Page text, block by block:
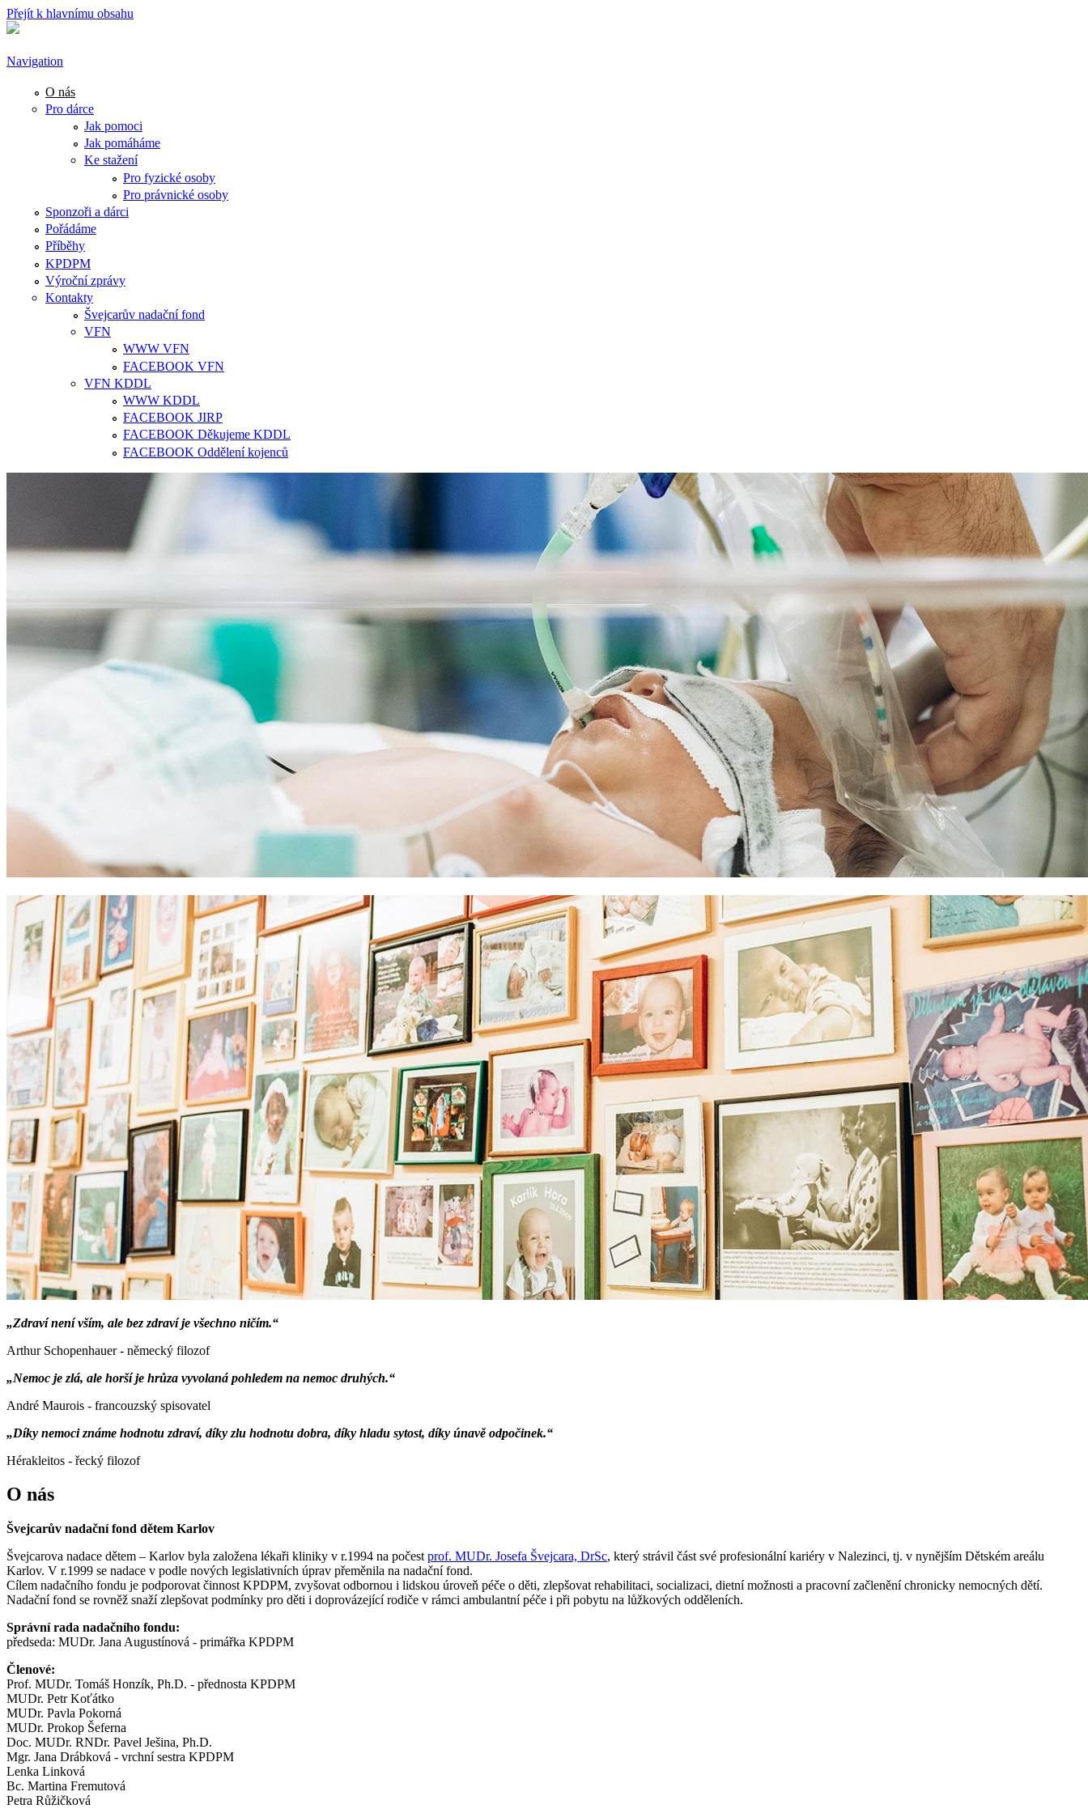
Přejít k hlavnímu obsahu
Navigation
O nás
Pro dárce
Jak pomoci
Jak pomáháme
Ke stažení
Pro fyzické osoby
Pro právnické osoby
Sponzoři a dárci
Pořádáme
Příběhy
KPDPM
Výroční zprávy
Kontakty
Švejcarův nadační fond
VFN
WWW VFN
FACEBOOK VFN
VFN KDDL
WWW KDDL
FACEBOOK JIRP
FACEBOOK Děkujeme KDDL
FACEBOOK Oddělení kojenců
„Zdraví není vším, ale bez zdraví je všechno ničím.“
Arthur Schopenhauer - německý filozof
„Nemoc je zlá, ale horší je hrůza vyvolaná pohledem na nemoc druhých.“
André Maurois - francouzský spisovatel
„Díky nemoci známe hodnotu zdraví, díky zlu hodnotu dobra, díky hladu sytost, díky únavě odpočinek.“
Hérakleitos - řecký filozof
O nás
Švejcarův nadační fond dětem Karlov
Švejcarova nadace dětem – Karlov byla založena lékaři kliniky v r.1994 na počest prof. MUDr. Josefa Švejcara, DrSc, který strávil část své profesionální kariéry v Nalezinci, tj. v nynějším Dětském areálu
Karlov. V r.1999 se nadace v podle nových legislativních úprav přeměnila na nadační fond.
Cílem nadačního fondu je podporovat činnost KPDPM, zvyšovat odbornou i lidskou úroveň péče o děti, zlepšovat rehabilitaci, socializaci, dietní možnosti a pracovní začlenění chronicky nemocných dětí.
Nadační fond se rovněž snaží zlepšovat podmínky pro děti i doprovázející rodiče v rámci ambulantní péče i při pobytu na lůžkových odděleních.
Správní rada nadačního fondu:
předseda: MUDr. Jana Augustínová - primářka KPDPM
Členové:
Prof. MUDr. Tomáš Honzík, Ph.D. - přednosta KPDPM
MUDr. Petr Koťátko
MUDr. Pavla Pokorná
MUDr. Prokop Šeferna
Doc. MUDr. RNDr. Pavel Ješina, Ph.D.
Mgr. Jana Drábková - vrchní sestra KPDPM
Lenka Linková
Bc. Martina Fremutová
Petra Růžičková